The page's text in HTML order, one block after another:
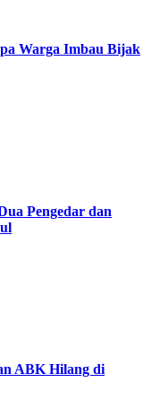
Warga Imbau Bijak
Pengedar dan
ABK Hilang di